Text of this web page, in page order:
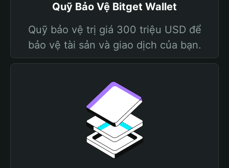
Quỹ Bảo Vệ Bitget Wallet
Quỹ bảo vệ trị giá 300 triệu USD để
bảo vệ tài sản và giao dịch của bạn.